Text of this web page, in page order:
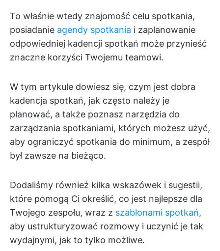
To właśnie wtedy znajomość celu spotkania,
posiadanie agendy spotkania i zaplanowanie
odpowiedniej kadencji spotkań może przynieść
znaczne korzyści Twojemu teamowi.
W tym artykule dowiesz się, czym jest dobra
kadencja spotkań, jak często należy je
planować, a także poznasz narzędzia do
zarządzania spotkaniami, których możesz użyć,
aby ograniczyć spotkania do minimum, a zespół
był zawsze na bieżąco.
Dodaliśmy również kilka wskazówek i sugestii,
które pomogą Ci określić, co jest najlepsze dla
Twojego zespołu, wraz z szablonami spotkań,
aby ustrukturyzować rozmowy i uczynić je tak
wydajnymi, jak to tylko możliwe.